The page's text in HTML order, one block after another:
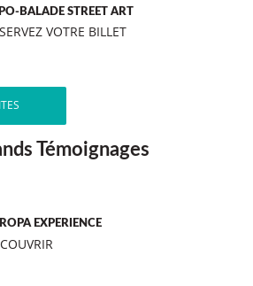
BALADE STREET ART
VOTRE BILLET
Témoignages
EXPERIENCE